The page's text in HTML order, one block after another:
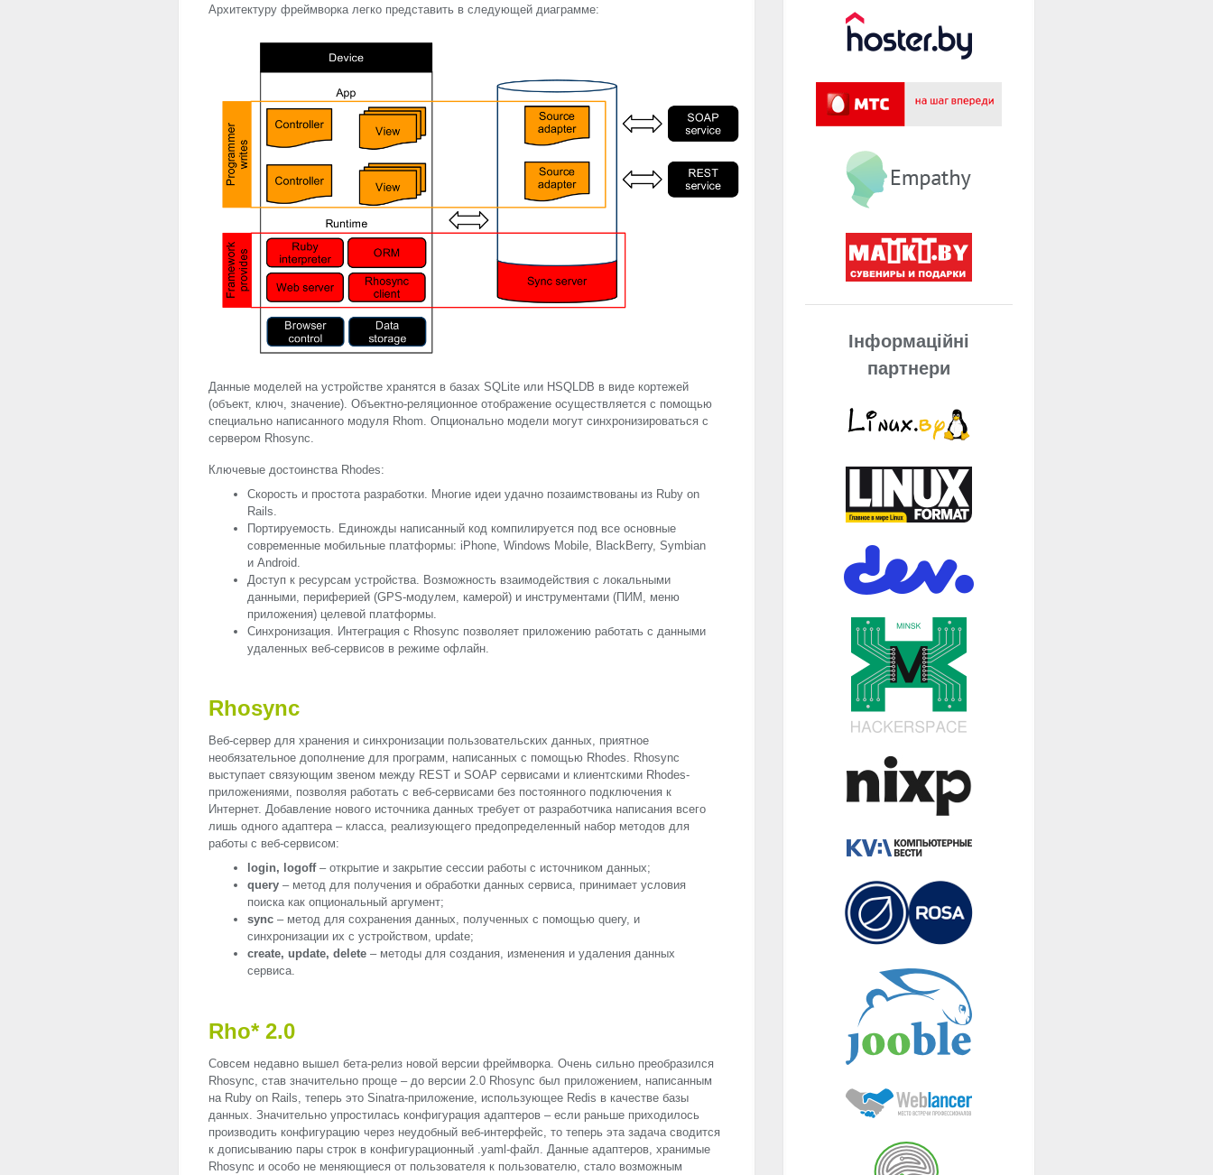
Архитектуру фреймворка легко представить в следующей диаграмме:
Данные моделей на устройстве хранятся в базах SQLite или HSQLDB в виде кортежей
(объект, ключ, значение). Объектно-реляционное отображение осуществляется с помощью
специально написанного модуля Rhom. Опционально модели могут синхронизироваться с
сервером Rhosync.
Ключевые достоинства Rhodes:
Скорость и простота разработки. Многие идеи удачно позаимствованы из Ruby on
Rails.
Портируемость. Единожды написанный код компилируется под все основные
современные мобильные платформы: iPhone, Windows Mobile, BlackBerry, Symbian
и Android.
Доступ к ресурсам устройства. Возможность взаимодействия с локальными
данными, периферией (GPS-модулем, камерой) и инструментами (ПИМ, меню
приложения) целевой платформы.
Синхронизация. Интеграция с Rhosync позволяет приложению работать с данными
удаленных веб-сервисов в режиме офлайн.
Rhosync
Веб-сервер для хранения и синхронизации пользовательских данных, приятное
необязательное дополнение для программ, написанных с помощью Rhodes. Rhosync
выступает связующим звеном между REST и SOAP сервисами и клиентскими Rhodes-
приложениями, позволяя работать с веб-сервисами без постоянного подключения к
Интернет. Добавление нового источника данных требует от разработчика написания всего
лишь одного адаптера – класса, реализующего предопределенный набор методов для
работы с веб-сервисом:
login, logoff– открытие и закрытие сессии работы с источником данных;
query – метод для получения и обработки данных сервиса, принимает условия
поиска как опциональный аргумент;
sync – метод для сохранения данных, полученных с помощью query, и
синхронизации их с устройством, update;
create, update, delete – методы для создания, изменения и удаления данных
сервиса.
Rho* 2.0
Совсем недавно вышел бета-релиз новой версии фреймворка. Очень сильно преобразился
Rhosync, став значительно проще – до версии 2.0 Rhosync был приложением, написанным
на Ruby on Rails, теперь это Sinatra-приложение, использующее Redis в качестве базы
данных. Значительно упростилась конфигурация адаптеров – если раньше приходилось
производить конфигурацию через неудобный веб-интерфейс, то теперь эта задача сводится
к дописыванию пары строк в конфигурационный .yaml-файл. Данные адаптеров, хранимые
Rhosync и особо не меняющиеся от пользователя к пользователю, стало возможным
Інформаційні
партнери